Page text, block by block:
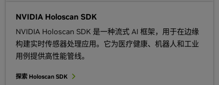
NVIDIA Holoscan SDK
NVIDIA Holoscan SDK 是一种流式 AI 框架，用于在边缘
构建实时传感器处理应用。它为医疗健康、机器人和工业
用例提供高性能管线。
探索 Holoscan SDK